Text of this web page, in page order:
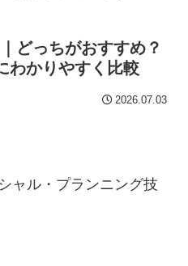
どっちがおすすめ？
わかりやすく比較
2026.07.03
ャル・プランニング技